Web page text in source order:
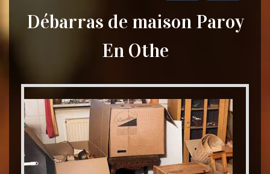
Débarras de maison Paroy
En Othe